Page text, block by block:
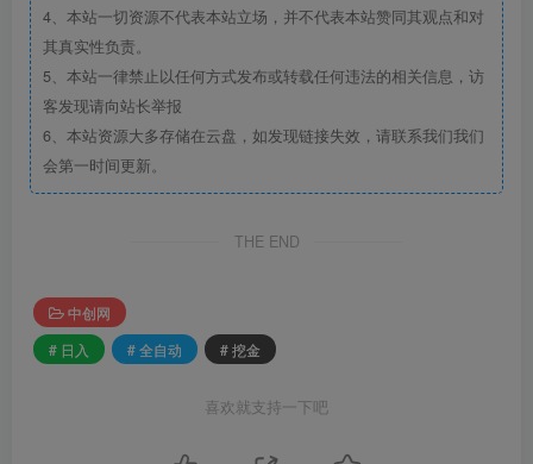
4、本站一切资源不代表本站立场，并不代表本站赞同其观点和对
其真实性负责。
5、本站一律禁止以任何方式发布或转载任何违法的相关信息，访
客发现请向站长举报
6、本站资源大多存储在云盘，如发现链接失效，请联系我们我们
会第一时间更新。
THE END
中创网
# 日入
# 全自动 # 挖金
喜欢就支持一下吧